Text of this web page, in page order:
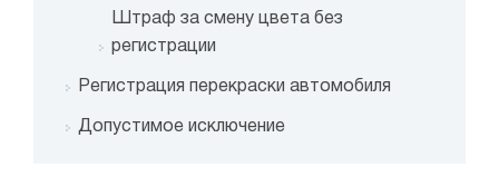
Штраф за смену цвета без
регистрации
Регистрация перекраски автомобиля
Допустимое исключение